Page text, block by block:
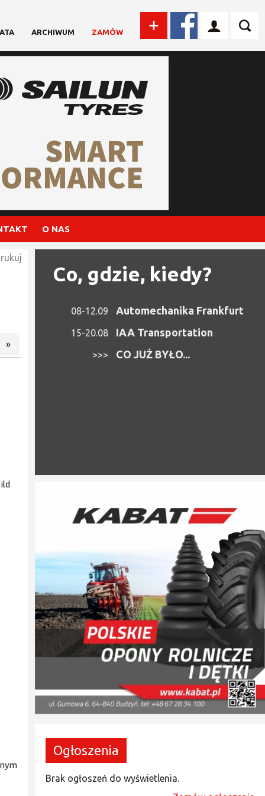
ARCHIWUM ZAMÓW
O NAS
»
Co, gdzie, kiedy?
08-12.09 Automechanika Frankfurt
15-20.08 IAA Transportation
>>> CO JUŻ BYŁO...
Ogłoszenia
Brak ogłoszeń do wyświetlenia.